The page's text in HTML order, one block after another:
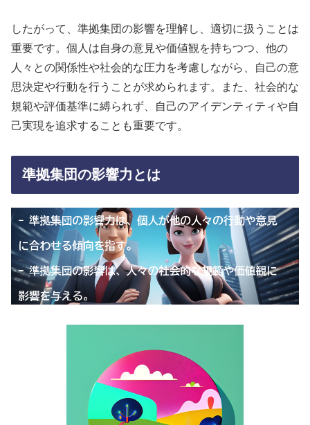
したがって、準拠集団の影響を理解し、適切に扱うことは
重要です。個人は自身の意見や価値観を持ちつつ、他の
人々との関係性や社会的な圧力を考慮しながら、自己の意
思決定や行動を行うことが求められます。また、社会的な
規範や評価基準に縛られず、自己のアイデンティティや自
己実現を追求することも重要です。
準拠集団の影響力とは